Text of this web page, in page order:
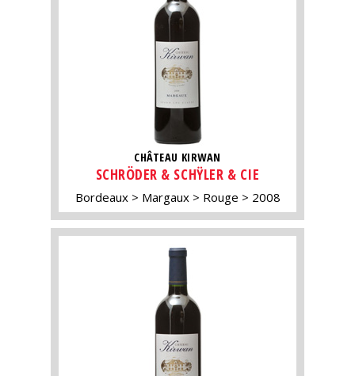
CHÂTEAU KIRWAN
SCHRÖDER & SCHŸLER & CIE
Bordeaux Margaux Rouge 2008